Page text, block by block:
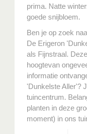
prima. Natte
goede snijbloem.
Ben je op zoek
De Erigeron
als Fijnstraal.
hoogtevan
informatie
'Dunkelste Aller'?
tuincentrum.
planten in deze
moment) in ons